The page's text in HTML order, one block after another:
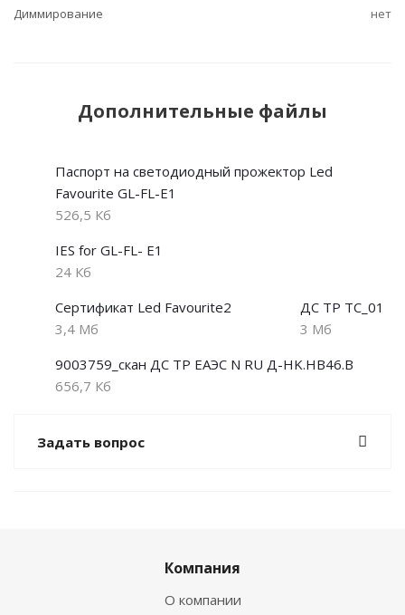
Диммирование
нет
Дополнительные файлы
Паспорт на светодиодный прожектор Led
Favourite GL-FL-E1
526,5 Кб
IES for GL-FL- E1
24 Кб
Сертификат Led Favourite2
3,4 Мб
ДС ТР ТС_01
3 Мб
9003759_скан ДС ТР ЕАЭС N RU Д-HK.НВ46.В
656,7 Кб
Задать вопрос
Компания
О компании